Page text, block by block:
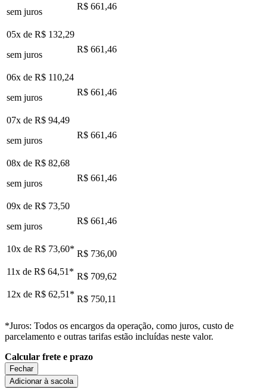
sem juros
R$ 661,46
05x de R$ 132,29
sem juros
R$ 661,46
06x de R$ 110,24
sem juros
R$ 661,46
07x de R$ 94,49
sem juros
R$ 661,46
08x de R$ 82,68
sem juros
R$ 661,46
09x de R$ 73,50
sem juros
R$ 661,46
10x de R$ 73,60* R$ 736,00
11x de R$ 64,51 * R$ 709,62
12x de R$ 62,51 * R$ 750,11
*Juros: Todos os encargos da operação, como juros, custo de
parcelamento e outras tarifas estão incluídas neste valor.
Calcular frete e prazo
Fechar
Adicionar à sacola